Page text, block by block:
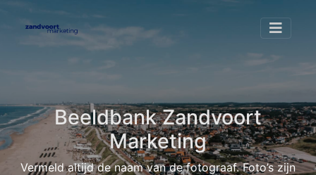
Beeldbank Zandvoort
Marketing
Vermeld altijd de naam van de fotograaf. Foto’s zijn